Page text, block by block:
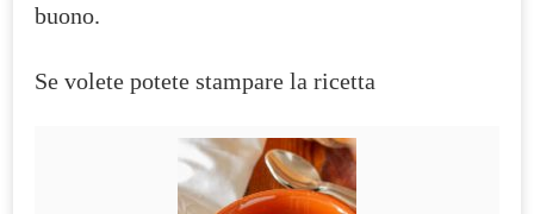
buono.
Se volete potete stampare la ricetta